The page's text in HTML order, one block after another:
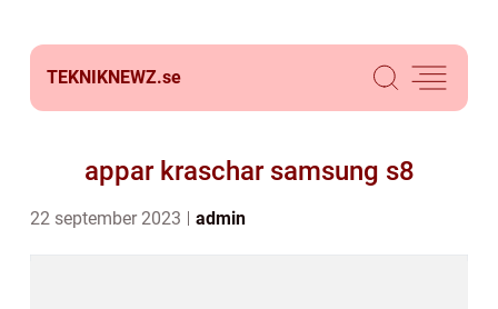
TEKNIKNEWZ.se
appar kraschar samsung s8
22 september 2023 admin